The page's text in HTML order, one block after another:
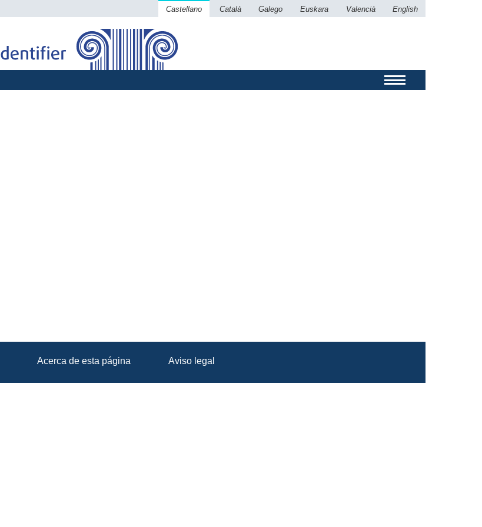
Castellano Català Galego Euskara Valencià English
Acerca de esta página Aviso legal